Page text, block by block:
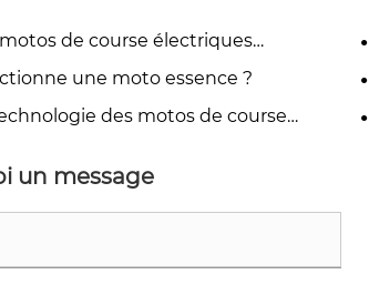
de course électriques
l’avenir de la mobilité performante ?
une moto essence ?
des motos de course
un message